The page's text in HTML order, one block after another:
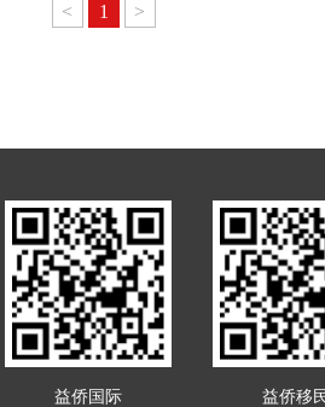
< 1 >
益侨国际 益侨移